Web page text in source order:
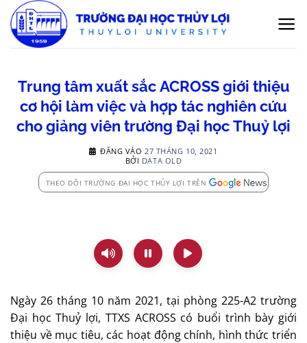
qua
nội
Trung tâm xuất sắc ACROSS giới thiệu
cơ hội làm việc và hợp tác nghiên cứu
cho giảng viên trường Đại học Thuỷ lợi
ĐĂNG VÀO 27 THÁNG 10, 2021
BỞI DATA OLD
THEO DÕI TRƯỜNG ĐẠI HỌC THỦY LỢI TRÊN
Ngày 26 tháng 10 năm 2021, tại phòng 225-A2 trường
Đại học Thuỷ lợi, TTXS ACROSS có buổi trình bày giới
thiệu về mục tiêu, các hoạt động chính, hình thức triển